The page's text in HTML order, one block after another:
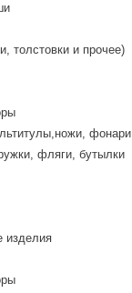
толстовки и прочее)
фонари
фляги, бутылки
изделия